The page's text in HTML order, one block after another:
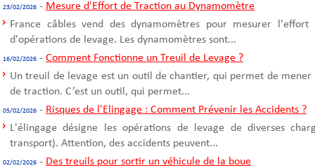
23/02/2026 - Mesure d'Effort de Traction au Dynamomètre
France câbles vend des dynamomètres pour mesurer
d'opérations de levage. Les dynamomètres sont...
16/02/2026 - Comment Fonctionne un Treuil de Levage ?
Un treuil de levage est un outil de chantier, qui permet de
de traction. C’est un outil, qui permet...
05/02/2026 - Risques de l'Elingage : Comment Prévenir les Accidents ?
L'élingage désigne les opérations de levage de diverses
transport). Attention, des accidents peuvent...
02/02/2026 - Des treuils pour sortir un véhicule de la boue